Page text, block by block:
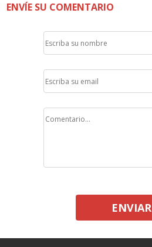
ENVÍE SU COMENTARIO
ENVIAR